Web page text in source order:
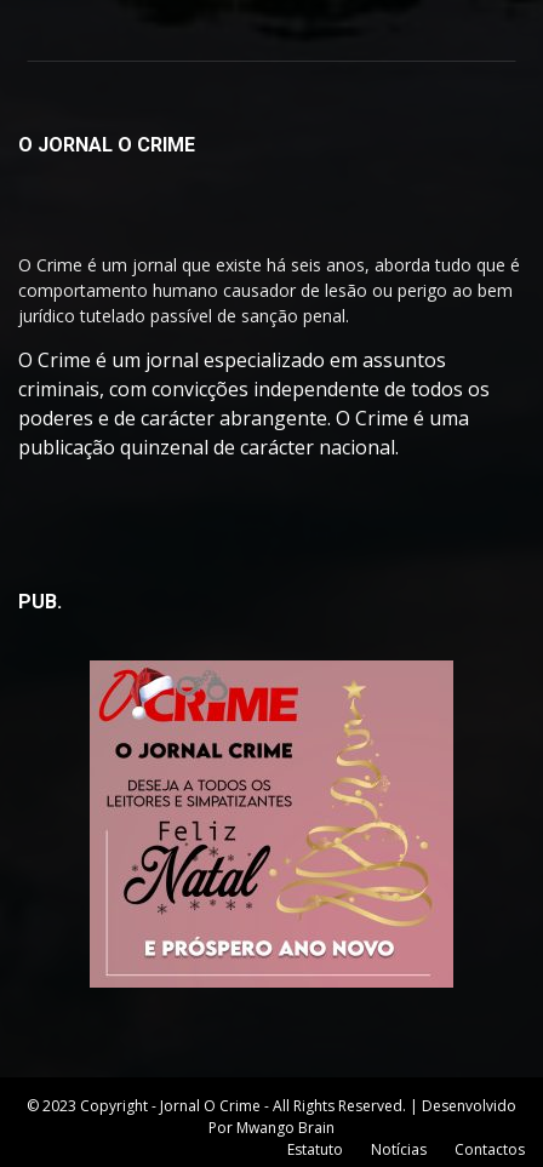
O JORNAL O CRIME
O Crime é um jornal que existe há seis anos, aborda tudo que é
comportamento humano causador de lesão ou perigo ao bem
jurídico tutelado passível de sanção penal.
O Crime é um jornal especializado em assuntos
criminais, com convicções independente de todos os
poderes e de carácter abrangente. O Crime é uma
publicação quinzenal de carácter nacional.
PUB.
© 2023 Copyright - Jornal O Crime - All Rights Reserved. | Desenvolvido
Por Mwango Brain
Estatuto
Notícias Contactos